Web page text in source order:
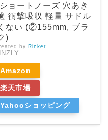
ョートノーズ 穴あき
衝撃吸収 軽量 サドル
ない (②155mm, ブラ
)
by Rinker
Amazon
楽天市場
Yahooショッピング